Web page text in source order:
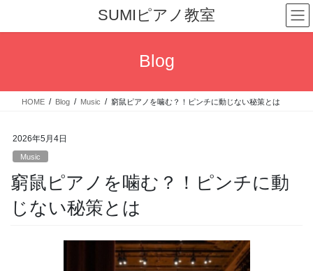
テ
ス
ゲ
ン
SUMIピアノ教室
Blog
HOME Blog Music 窮鼠ピアノを噛む？！ピンチに動じない秘策とは
2026年5月4日
Music
窮鼠ピアノを噛む？！ピンチに動
じない秘策とは